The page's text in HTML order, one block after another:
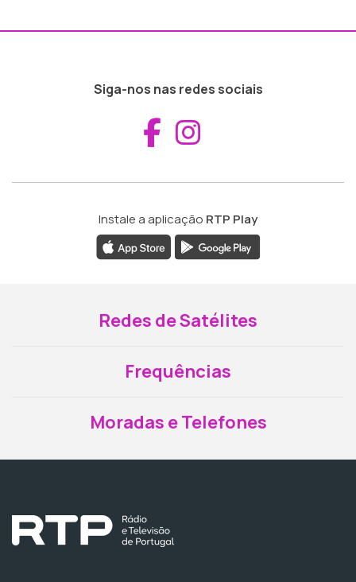
Siga-nos nas redes sociais
Aceder ao
Instale a aplicação RTP Play
Redes de Satélites
Frequências
Moradas e Telefones